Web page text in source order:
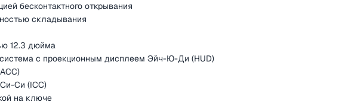
бесконтактного открывания
складывания
12.3 дюйма
с проекционным дисплеем Эйч-Ю-Ди (HUD)
Си (ICC)
на ключе